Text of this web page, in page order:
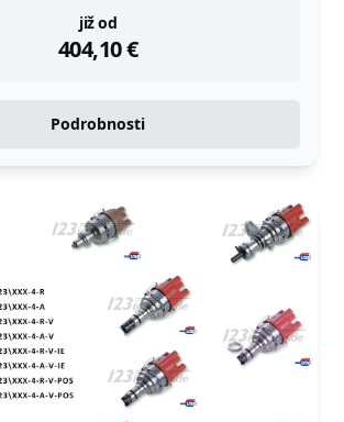
již od
404,10€
instock
Podrobnosti